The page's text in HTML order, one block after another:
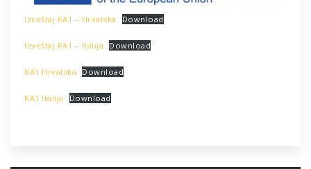
Izveštaj KA1 – Hrvatska Download
Izveštaj KA1 – Italija Download
KA1 Hrvatska Download
KA1 Italija Download